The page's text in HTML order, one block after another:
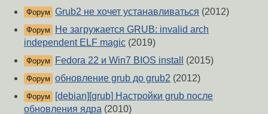
Форум Grub2 не хочет устанавливаться (2012)
Форум
Не загружается GRUB: invalid arch
independent ELF magic (2019)
Форум Fedora 22 и Win7 BIOS install (2015)
Форум обновление grub до grub2 (2012)
Форум
[debian][grub] Настройки grub после
обновления ядра (2010)